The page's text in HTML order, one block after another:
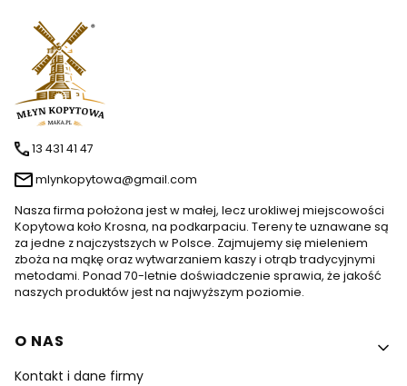
13 431 41 47
mlynkopytowa@gmail.com
Nasza firma położona jest w małej, lecz urokliwej miejscowości
Kopytowa koło Krosna, na podkarpaciu. Tereny te uznawane są
za jedne z najczystszych w Polsce. Zajmujemy się mieleniem
zboża na mąkę oraz wytwarzaniem kaszy i otrąb tradycyjnymi
metodami. Ponad 70-letnie doświadczenie sprawia, że jakość
naszych produktów jest na najwyższym poziomie.
Linki w stopce
O NAS
Kontakt i dane firmy